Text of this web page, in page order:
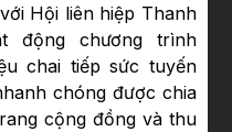
Hội liên hiệp Thanh
động chương trình
chai tiếp sức tuyến
chóng được chia
cộng đồng và thu